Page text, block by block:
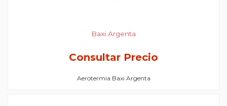
Baxi Argenta
Consultar Precio
Aerotermia Baxi Argenta